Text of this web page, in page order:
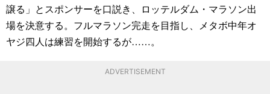
譲る」とスポンサーを口説き、ロッテルダム・マラソン出
場を決意する。フルマラソン完走を目指し、メタボ中年オ
ヤジ四人は練習を開始するが……。
ADVERTISEMENT